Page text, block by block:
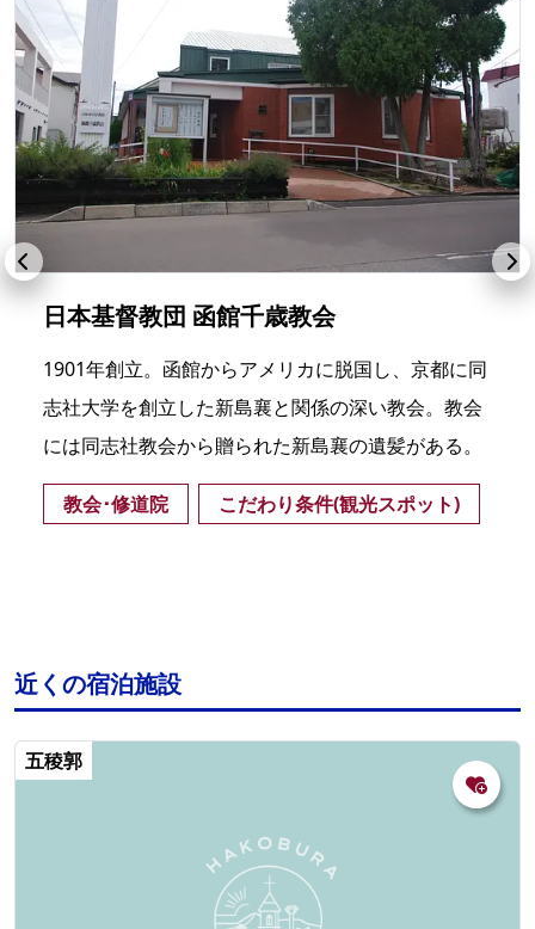
日本基督教団 函館千歳教会
1901年創立。函館からアメリカに脱国し、京都に同
志社大学を創立した新島襄と関係の深い教会。教会
には同志社教会から贈られた新島襄の遺髪がある。
教会･修道院 こだわり条件(観光スポット)
近くの宿泊施設
五稜郭